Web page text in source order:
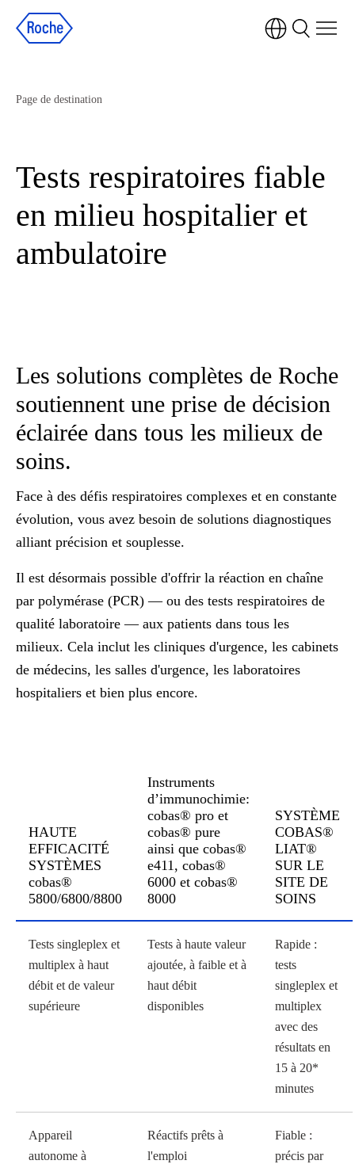
Page de destination
Tests respiratoires fiable
en milieu hospitalier et
ambulatoire
Les solutions complètes de Roche
soutiennent une prise de décision
éclairée dans tous les milieux de
soins.
Face à des défis respiratoires complexes et en constante
évolution, vous avez besoin de solutions diagnostiques
alliant précision et souplesse.
Il est désormais possible d'offrir la réaction en chaîne
par polymérase (PCR) — ou des tests respiratoires de
qualité laboratoire — aux patients dans tous les
milieux. Cela inclut les cliniques d'urgence, les cabinets
de médecins, les salles d'urgence, les laboratoires
hospitaliers et bien plus encore.
HAUTE
EFFICACITÉ
SYSTÈMES
cobas®
5800/6800/8800
Instruments
d’immunochimie:
cobas® pro et
cobas® pure
ainsi que cobas®
e411, cobas®
6000 et cobas®
8000
SYSTÈME
COBAS®
LIAT®
SUR LE
SITE DE
SOINS
Tests singleplex et
multiplex à haut
débit et de valeur
supérieure
Tests à haute valeur
ajoutée, à faible et à
haut débit
disponibles
Rapide :
tests
singleplex et
multiplex
avec des
résultats en
15 à 20*
minutes
Appareil
autonome à
Réactifs prêts à
l'emploi
Fiable :
précis par